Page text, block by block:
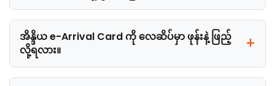
အိန္ဒိယ e-Arrival Card ကို လေဆိပ်မှာ ဖုန်းနဲ့ ဖြည့်
လို့ရလား။